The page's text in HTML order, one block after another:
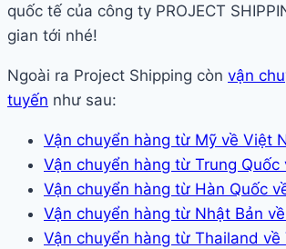
quốc tế của công ty PROJECT
gian tới nhé!
Ngoài ra Project Shipping còn vận
tuyến như sau:
Vận chuyển hàng từ Mỹ về Việt
Vận chuyển hàng từ Trung Quốc
Vận chuyển hàng từ Hàn Quốc
Vận chuyển hàng từ Nhật Bản
Vận chuyển hàng từ Thailand về